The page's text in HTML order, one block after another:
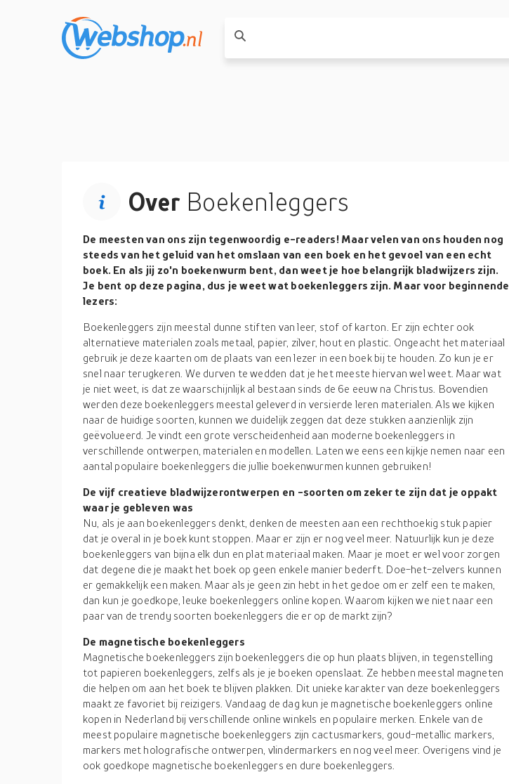
Over Boekenleggers
De meesten van ons zijn tegenwoordig e-readers! Maar velen van ons houden nog
steeds van het geluid van het omslaan van een boek en het gevoel van een echt
boek. En als jij zo'n boekenwurm bent, dan weet je hoe belangrijk bladwijzers zijn.
Je bent op deze pagina, dus je weet wat boekenleggers zijn. Maar voor beginnende
lezers:
Boekenleggers zijn meestal dunne stiften van leer, stof of karton. Er zijn echter ook
alternatieve materialen zoals metaal, papier, zilver, hout en plastic. Ongeacht het materiaal
gebruik je deze kaarten om de plaats van een lezer in een boek bij te houden. Zo kun je er
snel naar terugkeren. We durven te wedden dat je het meeste hiervan wel weet. Maar wat
je niet weet, is dat ze waarschijnlijk al bestaan sinds de 6e eeuw na Christus. Bovendien
werden deze boekenleggers meestal geleverd in versierde leren materialen. Als we kijken
naar de huidige soorten, kunnen we duidelijk zeggen dat deze stukken aanzienlijk zijn
geëvolueerd. Je vindt een grote verscheidenheid aan moderne boekenleggers in
verschillende ontwerpen, materialen en modellen. Laten we eens een kijkje nemen naar een
aantal populaire boekenleggers die jullie boekenwurmen kunnen gebruiken!
De vijf creatieve bladwijzerontwerpen en -soorten om zeker te zijn dat je oppakt
waar je gebleven was
Nu, als je aan boekenleggers denkt, denken de meesten aan een rechthoekig stuk papier
dat je overal in je boek kunt stoppen. Maar er zijn er nog veel meer. Natuurlijk kun je deze
boekenleggers van bijna elk dun en plat materiaal maken. Maar je moet er wel voor zorgen
dat degene die je maakt het boek op geen enkele manier bederft. Doe-het-zelvers kunnen
er gemakkelijk een maken. Maar als je geen zin hebt in het gedoe om er zelf een te maken,
dan kun je goedkope, leuke boekenleggers online kopen. Waarom kijken we niet naar een
paar van de trendy soorten boekenleggers die er op de markt zijn?
De magnetische boekenleggers
Magnetische boekenleggers zijn boekenleggers die op hun plaats blijven, in tegenstelling
tot papieren boekenleggers, zelfs als je je boeken openslaat. Ze hebben meestal magneten
die helpen om aan het boek te blijven plakken. Dit unieke karakter van deze boekenleggers
maakt ze favoriet bij reizigers. Vandaag de dag kun je magnetische boekenleggers online
kopen in Nederland bij verschillende online winkels en populaire merken. Enkele van de
meest populaire magnetische boekenleggers zijn cactusmarkers, goud-metallic markers,
markers met holografische ontwerpen, vlindermarkers en nog veel meer. Overigens vind je
ook goedkope magnetische boekenleggers en dure boekenleggers.